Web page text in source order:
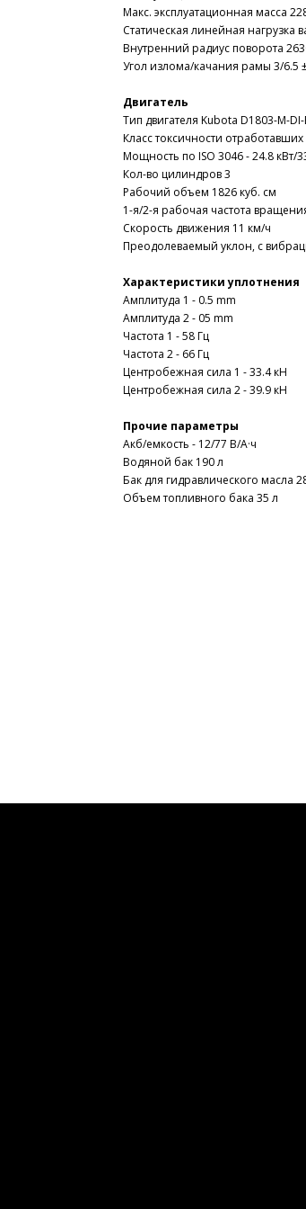
Макс. эксплуатационная масса
Статическая линейная нагрузка
Внутренний радиус поворота
Угол излома/качания рамы 3/6.5
Двигатель
Тип двигателя Kubota D1803-M-DI-
Класс токсичности
Мощность по ISO 3046 - 24.8 кВт/
Кол-во цилиндров 3
Рабочий объем 1826 куб. см
1-я/2-я рабочая частота
Скорость движения 11 км/ч
Преодолеваемый уклон, с
Характеристики уплотнения
Амплитуда 1 - 0.5 mm
Амплитуда 2 - 05 mm
Частота 1 - 58 Гц
Частота 2 - 66 Гц
Центробежная сила 1 - 33.4 кН
Центробежная сила 2 - 39.9 кН
Прочие параметры
Акб/емкость - 12/77 В/А·ч
Водяной бак 190 л
Бак для гидравлического масла
Объем топливного бака 35 л